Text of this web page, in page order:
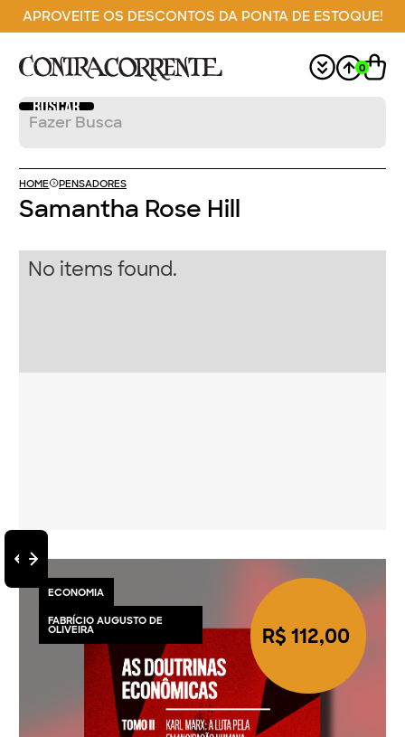
APROVEITE OS DESCONTOS DA PONTA DE ESTOQUE!
0
HOME PENSADORES
Samantha Rose Hill
No items found.
ECONOMIA
FABRÍCIO AUGUSTO DE
OLIVEIRA R$ 112,00